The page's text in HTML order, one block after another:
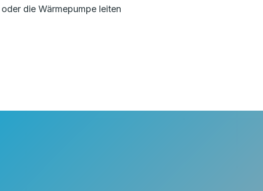
die Wärmepumpe leiten